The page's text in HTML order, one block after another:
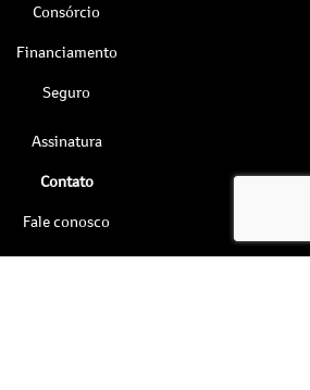
Consórcio
Financiamento
Seguro
Assinatura
Contato
Fale conosco
Agendar Test Drive